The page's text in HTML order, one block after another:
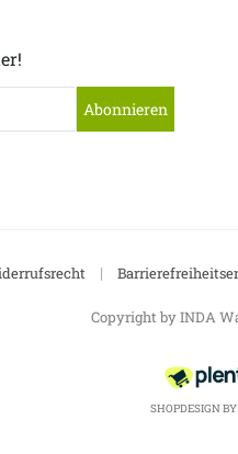
Abonnieren
|
Copyright by INDA
SHOPDESIGN BY